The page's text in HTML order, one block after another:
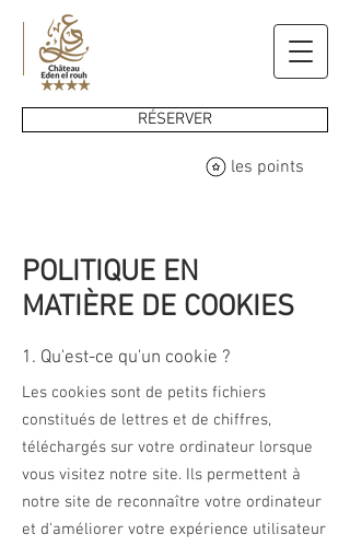
RÉSERVER
les points
POLITIQUE EN
MATIÈRE DE COOKIES
1. Qu'est-ce qu'un cookie ?
Les cookies sont de petits fichiers
constitués de lettres et de chiffres,
téléchargés sur votre ordinateur lorsque
vous visitez notre site. Ils permettent à
notre site de reconnaître votre ordinateur
et d'améliorer votre expérience utilisateur